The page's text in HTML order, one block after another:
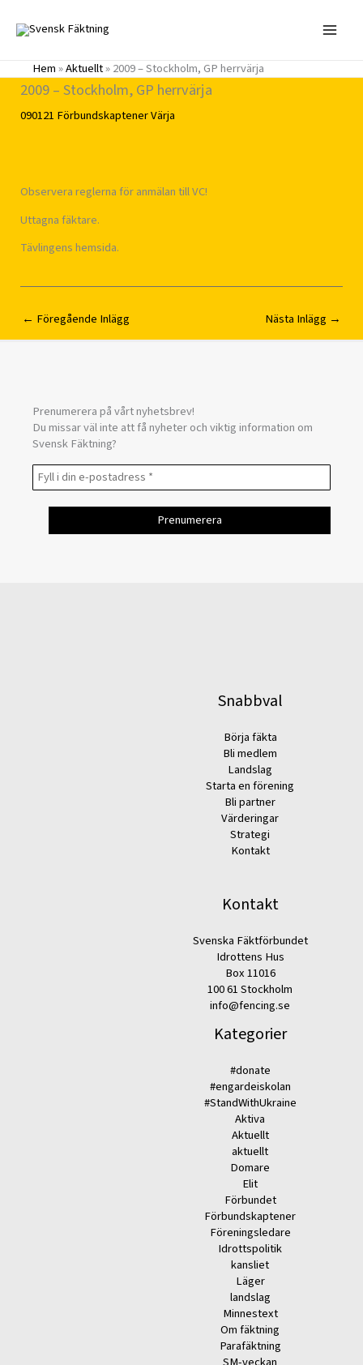
innehåll
Hem»Aktuellt»2009 – Stockholm, GP herrvärja
2009 – Stockholm, GP herrvärja
090121 FörbundskaptenerVärja
Observera reglerna för anmälan till VC!
Uttagna fäktare.
Tävlingens hemsida.
← Föregående Inlägg Nästa Inlägg →
Prenumerera på vårt nyhetsbrev!
Du missar väl inte att få nyheter och viktig information om
Svensk Fäktning?
Snabbval
Börja fäkta
Bli medlem
Landslag
Starta en förening
Bli partner
Värderingar
Strategi
Kontakt
Kontakt
Svenska Fäktförbundet
Idrottens Hus
Box 11016
100 61 Stockholm
info@fencing.se
Kategorier
#donate
#engardeiskolan
#StandWithUkraine
Aktiva
Aktuellt
aktuellt
Domare
Elit
Förbundet
Förbundskaptener
Föreningsledare
Idrottspolitik
kansliet
Läger
landslag
Minnestext
Om fäktning
Parafäktning